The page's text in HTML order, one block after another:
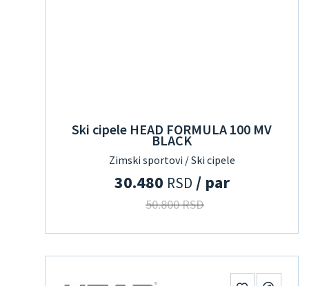
Ski cipele HEAD FORMULA 100 MV
BLACK
Zimski sportovi / Ski cipele
30.480 RSD / par
50.800 RSD